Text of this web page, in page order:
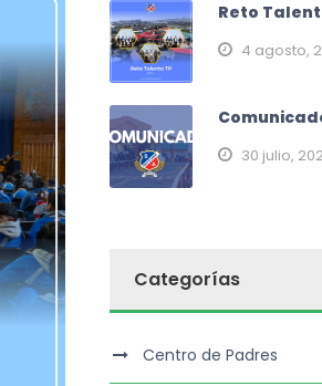
Reto
4 agosto,
30 julio,
Categorías
Centro de Padres